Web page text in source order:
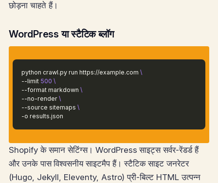
छोड़ना चाहते हैं।
WordPress या स्टैटिक ब्लॉग
python crawl.py run https://example.com \
--limit 500 \
--format markdown \
--no-render \
--source sitemaps \
-o results.json
Shopify के समान सेटिंग्स। WordPress साइट्स सर्वर-रेंडर्ड हैं
और उनके पास विश्वसनीय साइटमैप हैं। स्टैटिक साइट जनरेटर
(Hugo, Jekyll, Eleventy, Astro) प्री-बिल्ट HTML उत्पन्न